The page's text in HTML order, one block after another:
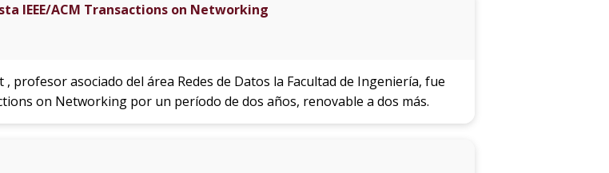
IEEE/ACM Transactions on Networking
profesor asociado del área Redes de Datos la Facultad de Ingeniería, fue
on Networking por un período de dos años, renovable a dos más.